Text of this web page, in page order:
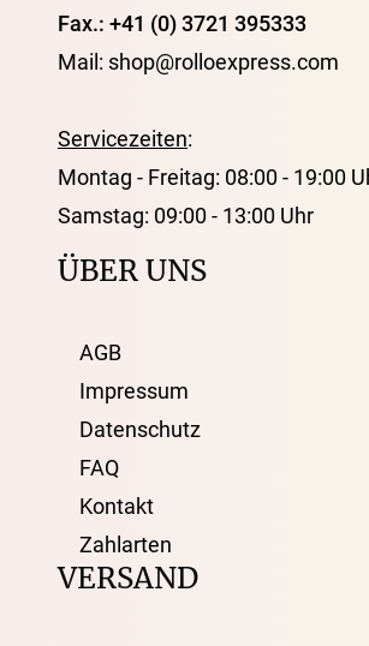
Fax.: +41 (0) 3721 395333
Mail: shop@rolloexpress.com
Servicezeiten:
Montag - Freitag: 08:00 - 19:00
Samstag: 09:00 - 13:00 Uhr
ÜBER UNS
AGB
Impressum
Datenschutz
FAQ
Kontakt
Zahlarten
VERSAND